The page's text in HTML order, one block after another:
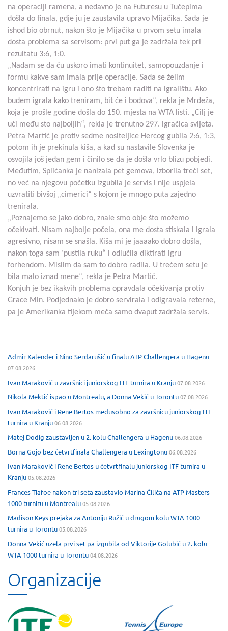
na operaciji ramena, a nedavno je na Futuresu u Tučepima
došla do finala, gdje ju je zaustavila upravo Mijačika. Sada je
ishod bio obrnut, nakon što je Mijačika u prvom setu imala
dosta problema sa servisom: prvi put ga je zadržala tek pri
rezultatu 3:6, 1:0.
„Nadam se da ću uskoro imati kontinuitet, samopouzdanje i
formu kakve sam imala prije operacije. Sada se želim
koncentrirati na igru i ono što trebam raditi na igralištu. Ako
budem igrala kako treniram, bit će i bodova“, rekla je Mrdeža,
koja je prošle godine došla do 150. mjesta na WTA listi. „Cilj je
ući među sto najboljih“, rekla je trenutno 297. igračica svijeta.
Petra Martić je protiv sedme nositeljice Hercog gubila 2:6, 1:3,
potom ih je prekinula kiša, a kad su nastavile Slovenka je
osvojila još jedan gem i činilo se da je došla vrlo blizu pobjedi.
Međutim, Splićanka je nanizala pet gemova, izborila treći set,
no već na njegovu početku izgubila je servis i nije uspjela
uzvratiti bivšoj „cimerici“ s kojom je mnogo puta zajedno
trenirala.
„Poznajemo se jako dobro, znale smo obje što možemo
očekivati. Nisam najbolje počela, ona me dosta stiskala i igrala
agresivno, nisam se snašla. Kiša mi je jaaaako dobro došla,
nakon toga sam ‘pustila ruku“ i odlučila diktirati igru
forhendom. Mislim da sam to dobro radila. U trećem setu je
bila malo iznad mene“, rekla je Petra Martić.
Konjuh je bez ikakvih problema opravdala očekivanja protiv
Grace Min. Podjednako je dobro servirala i odigravala reterne,
pa je Amerikanka tijekom meča samo dvaput zadržala servis.
Admir Kalender i Nino Serdarušić u finalu ATP Challengera u Hagenu
07.08.2026
Ivan Maraković u završnici juniorskog ITF turnira u Kranju07.08.2026
Nikola Mektić ispao u Montrealu, a Donna Vekić u Torontu07.08.2026
Ivan Maraković i Rene Bertos međusobno za završnicu juniorskog ITF
turnira u Kranju06.08.2026
Matej Dodig zaustavljen u 2. kolu Challengera u Hagenu06.08.2026
Borna Gojo bez četvrtfinala Challengera u Lexingtonu06.08.2026
Ivan Maraković i Rene Bertos u četvrtfinalu juniorskog ITF turnira u
Kranju05.08.2026
Frances Tiafoe nakon tri seta zaustavio Marina Čilića na ATP Masters
1000 turniru u Montrealu05.08.2026
Madison Keys prejaka za Antoniju Ružić u drugom kolu WTA 1000
turnira u Torontu05.08.2026
Donna Vekić uzela prvi set pa izgubila od Viktorije Golubić u 2. kolu
WTA 1000 turnira u Torontu04.08.2026
Organizacije